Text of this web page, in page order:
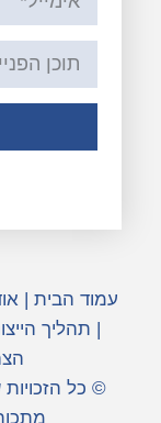
עמוד הבית |
| תהליך
© כל